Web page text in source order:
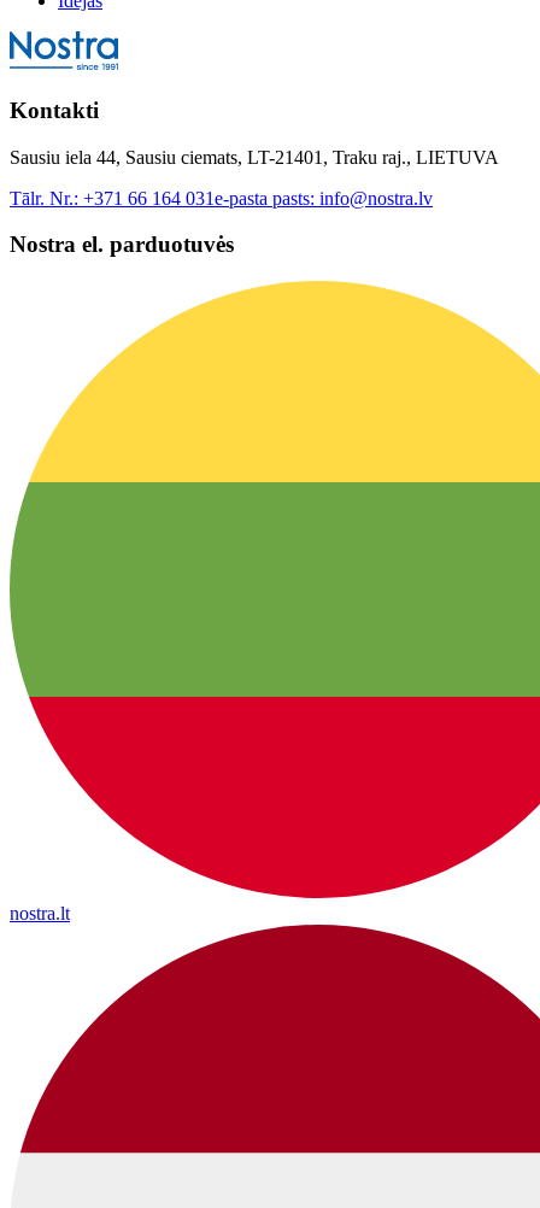
Kontakti
Sausiu iela 44, Sausiu ciemats, LT-21401, Traku raj., LIETUVA
Tālr. Nr.: +371 66 164 031e-pasta pasts: info@nostra.lv
Nostra el. parduotuvės
nostra.lt